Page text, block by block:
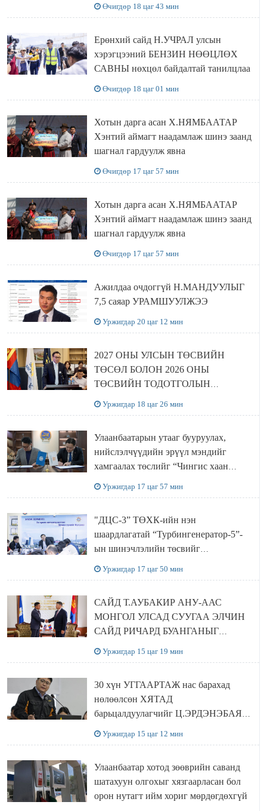
Өчигдөр 18 цаг 43 мин
Ерөнхий сайд Н.УЧРАЛ улсын
хэрэгцээний БЕНЗИН НӨӨЦЛӨХ
САВНЫ нөхцөл байдалтай танилцлаа
Өчигдөр 18 цаг 01 мин
Хотын дарга асан Х.НЯМБААТАР
Хэнтий аймагт наадамлаж шинэ заанд
шагнал гардуулж явна
Өчигдөр 17 цаг 57 мин
Хотын дарга асан Х.НЯМБААТАР
Хэнтий аймагт наадамлаж шинэ заанд
шагнал гардуулж явна
Өчигдөр 17 цаг 57 мин
Ажилдаа очдоггүй Н.МАНДУУЛЫГ
7,5 саяар УРАМШУУЛЖЭЭ
Уржигдар 20 цаг 12 мин
2027 ОНЫ УЛСЫН ТӨСВИЙН
ТӨСӨЛ БОЛОН 2026 ОНЫ
ТӨСВИЙН ТОДОТГОЛЫН
Уржигдар 18 цаг 26 мин
Улаанбаатарын утааг бууруулах,
нийслэлчүүдийн эрүүл мэндийг
хамгаалах төслийг “Чингис хаан
Уржигдар 17 цаг 57 мин
"ДЦС-3” ТӨХК-ийн нэн
шаардлагатай “Турбингенератор-5”-
ын шинэчлэлийн төсвийг
Уржигдар 17 цаг 50 мин
САЙД Т.АУБАКИР АНУ-ААС
МОНГОЛ УЛСАД СУУГАА ЭЛЧИН
САЙД РИЧАРД БУАНГАНЫГ
Уржигдар 15 цаг 19 мин
30 хүн УГГААРТАЖ нас барахад
нөлөөлсөн ХЯТАД
барьцалдуулагчийг Ц.ЭРДЭНЭБАЯР
Уржигдар 15 цаг 12 мин
Улаанбаатар хотод зөөврийн саванд
шатахуун олгохыг хязгаарласан бол
орон нутагт ийм хориг мөрдөгдөхгүй